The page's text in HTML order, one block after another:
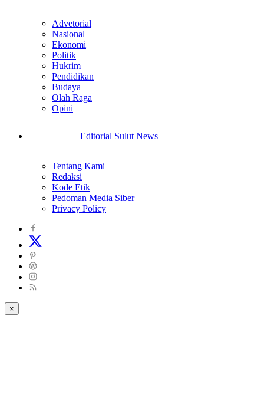
Advetorial
Nasional
Ekonomi
Politik
Hukrim
Pendidikan
Budaya
Olah Raga
Opini
Editorial Sulut News
Tentang Kami
Redaksi
Kode Etik
Pedoman Media Siber
Privacy Policy
×